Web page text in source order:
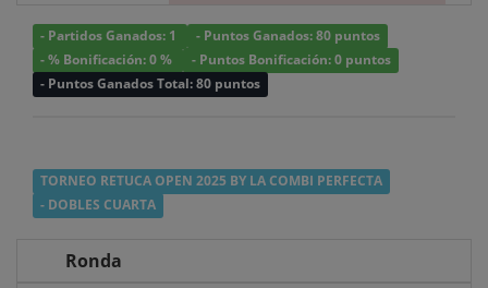
- Partidos Ganados: 1
- Puntos Ganados: 80 puntos
- % Bonificación: 0 %
- Puntos Bonificación: 0 puntos
- Puntos Ganados Total: 80 puntos
TORNEO RETUCA OPEN 2025 BY LA COMBI PERFECTA
- DOBLES CUARTA
Ronda